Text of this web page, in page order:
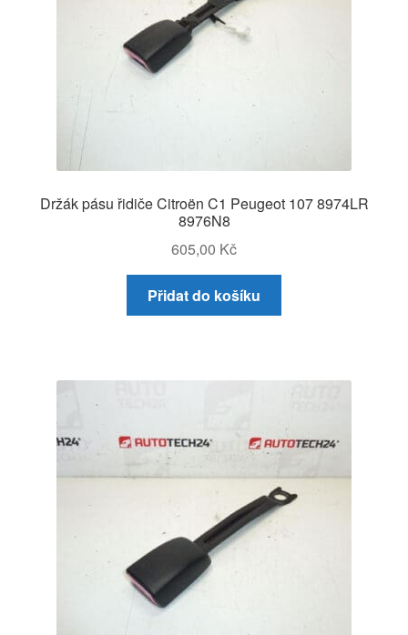
Reklamační řád
Držák pásu řidiče Citroën C1 Peugeot 107 8974LR
8976N8
605,00 Kč
Přidat do košíku